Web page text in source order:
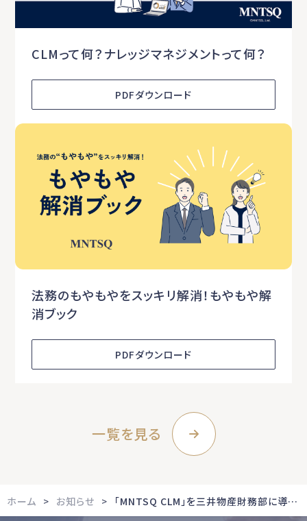
CLMって何？ナレッジマネジメントって何？
PDFダウンロード
法務のもやもやをスッキリ解消！もやもや解
消ブック
PDFダウンロード
一覧を見る
ホーム お知らせ 「MNTSQ CLM」を三井物産財務部に導入、ファイナンス契約のリスク管理を高度化へ